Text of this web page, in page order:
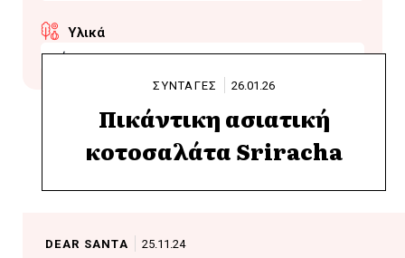
Υλικά
σώς
ΣΥΝΤΑΓΕΣ 26.01.26
Πικάντικη ασιατική
κοτοσαλάτα Sriracha
DEAR SANTA 25.11.24